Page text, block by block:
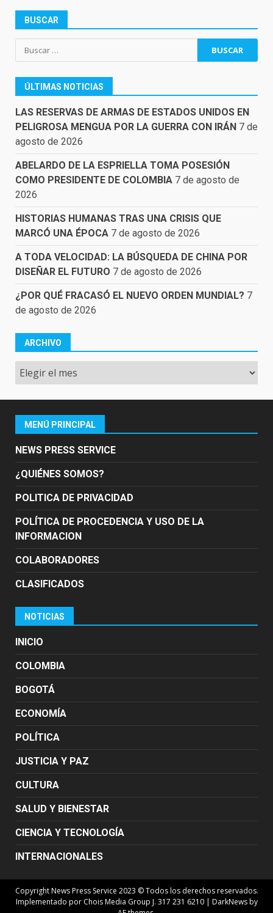
BUSCAR
Buscar:
ÚLTIMAS NOTICIAS
LAS RESERVAS DE ARMAS DE ESTADOS UNIDOS EN
PELIGROSA MENGUA POR LA GUERRA CON IRÁN 7 de
agosto de 2026
ABELARDO DE LA ESPRIELLA TOMA POSESIÓN
COMO PRESIDENTE DE COLOMBIA 7 de agosto de
2026
HISTORIAS HUMANAS TRAS UNA CRISIS QUE
MARCÓ UNA ÉPOCA 7 de agosto de 2026
A TODA VELOCIDAD: LA BÚSQUEDA DE CHINA POR
DISEÑAR EL FUTURO 7 de agosto de 2026
¿POR QUÉ FRACASÓ EL NUEVO ORDEN MUNDIAL? 7
de agosto de 2026
ARCHIVO
Archivo
MENÚ PRINCIPAL
NEWS PRESS SERVICE
¿QUIÉNES SOMOS?
POLITICA DE PRIVACIDAD
POLÍTICA DE PROCEDENCIA Y USO DE LA
INFORMACION
COLABORADORES
CLASIFICADOS
NOTICIAS
INICIO
COLOMBIA
BOGOTÁ
ECONOMÍA
POLÍTICA
JUSTICIA Y PAZ
CULTURA
SALUD Y BIENESTAR
CIENCIA Y TECNOLOGÍA
INTERNACIONALES
Copyright News Press Service 2023 © Todos los derechos reservados.
Implementado por Chois Media Group J. 317 231 6210 | DarkNewsby